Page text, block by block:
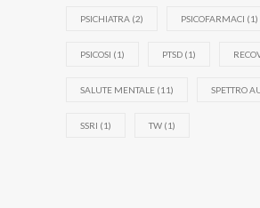
PSICHIATRA (2) PSICOFARMACI (1)
PSICOSI (1) PTSD (1)
SALUTE MENTALE (11) SPETTRO
SSRI (1) TW (1)